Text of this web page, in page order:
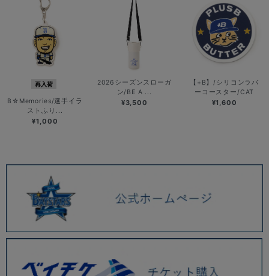
再入荷
B☆Memories/選手イラ
ストふり...
¥1,000
2026シーズンスローガ
ン/BE A ...
¥3,500
【+B】/シリコンラバ
ーコースター/CAT
¥1,600